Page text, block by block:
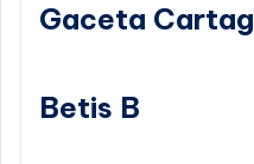
Gaceta
Betis B